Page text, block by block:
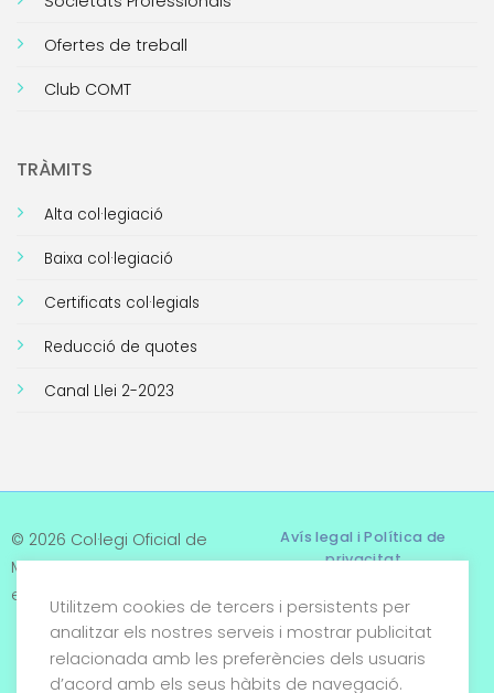
Ofertes de treball
Club COMT
TRÀMITS
Alta col·legiació
Baixa col·legiació
Certificats col·legials
Reducció de quotes
Canal Llei 2-2023
© 2026 Col·legi Oficial de
Metges de Tarragona. Tots
els drets reservats
Avís legal i Política de
privacitat
Termes i condicions
Política de cookies
Utilitzem cookies de tercers i persistents per
analitzar els nostres serveis i mostrar publicitat
relacionada amb les preferències dels usuaris
d’acord amb els seus hàbits de navegació.